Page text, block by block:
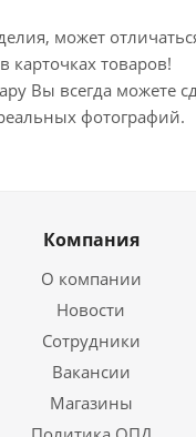
может
карточках товаров!
Вы всегда можете
фотографий.
Компания
О компании
Новости
Сотрудники
Вакансии
Магазины